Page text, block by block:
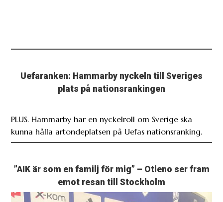
Uefaranken: Hammarby nyckeln till Sveriges
plats på nationsrankingen
PLUS. Hammarby har en nyckelroll om Sverige ska
kunna hålla artondeplatsen på Uefas nationsranking.
”AIK är som en familj för mig” – Otieno ser fram
emot resan till Stockholm